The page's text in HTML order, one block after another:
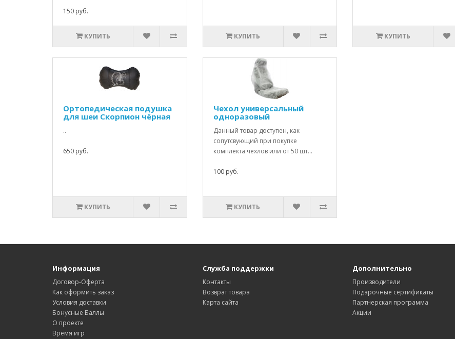
150 руб.
КУПИТЬ КУПИТЬ КУПИТЬ
Ортопедическая подушка
для шеи Скорпион чёрная
..
650 руб.
КУПИТЬ
Чехол универсальный
одноразовый
Данный товар доступен, как
сопутсвующий при покупке
комплекта чехлов или от 50 шт...
100 руб.
КУПИТЬ
Информация
Договор-Оферта
Как оформить заказ
Условия доставки
Бонусные Баллы
О проекте
Время игр
Служба поддержки
Контакты
Возврат товара
Карта сайта
Дополнительно
Производители
Подарочные сертификаты
Партнерская программа
Акции